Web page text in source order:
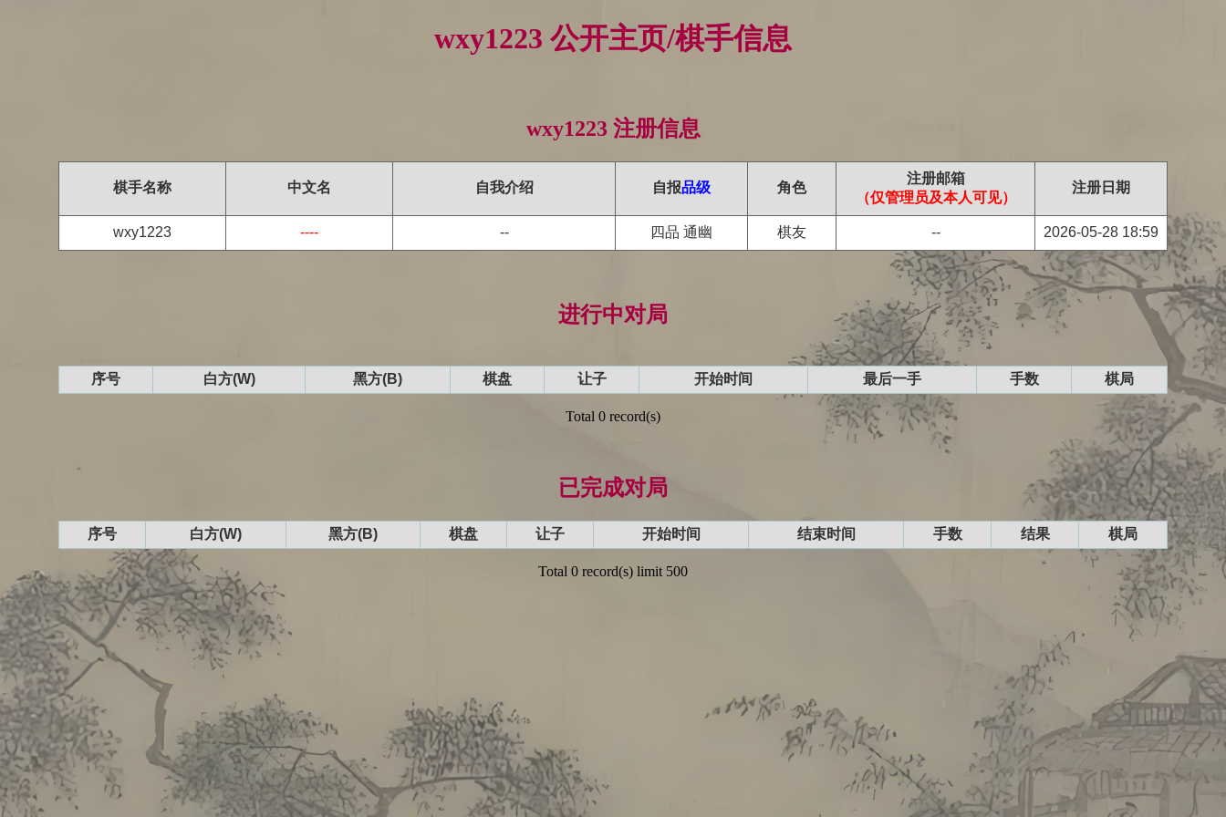
wxy1223 公开主页/棋手信息
wxy1223 注册信息
棋手名称 中文名 自我介绍 自报品级 角色
注册邮箱
（仅管理员及本人可见）
注册日期
wxy1223 ---- -- 四品 通幽 棋友 -- 2026-05-28 18:59
进行中对局
序号 白方(W) 黑方(B) 棋盘 让子 开始时间 最后一手 手数 棋局
Total 0 record(s)
已完成对局
序号 白方(W) 黑方(B) 棋盘 让子 开始时间 结束时间 手数 结果 棋局
Total 0 record(s) limit 500